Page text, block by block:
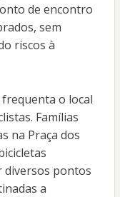
de encontro
sem
riscos à
o local
Famílias
na Praça dos
diversos pontos
a